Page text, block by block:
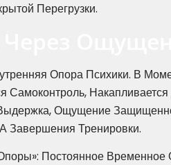
Перегрузки.
Опора Психики. В
Ощущение
Завершения Тренировки.
Постоянное